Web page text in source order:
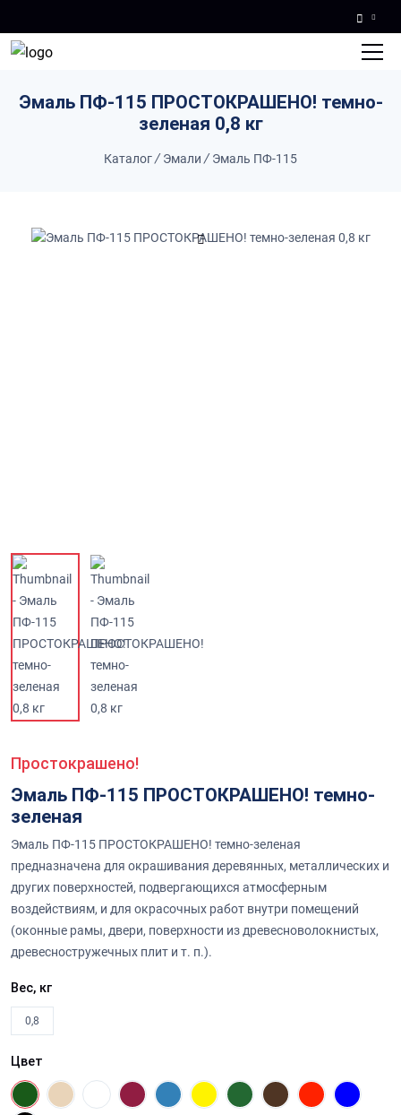
Эмаль ПФ-115 ПРОСТОКРАШЕНО! темно-
зеленая 0,8 кг
Каталог/ Эмали / Эмаль ПФ-115
Простокрашено!
Эмаль ПФ-115 ПРОСТОКРАШЕНО! темно-
зеленая
Эмаль ПФ-115 ПРОСТОКРАШЕНО! темно-зеленая
предназначена для окрашивания деревянных, металлических и
других поверхностей, подвергающихся атмосферным
воздействиям, и для окрасочных работ внутри помещений
(оконные рамы, двери, поверхности из древесноволокнистых,
древесностружечных плит и т. п.).
Вес, кг
0,8
Цвет